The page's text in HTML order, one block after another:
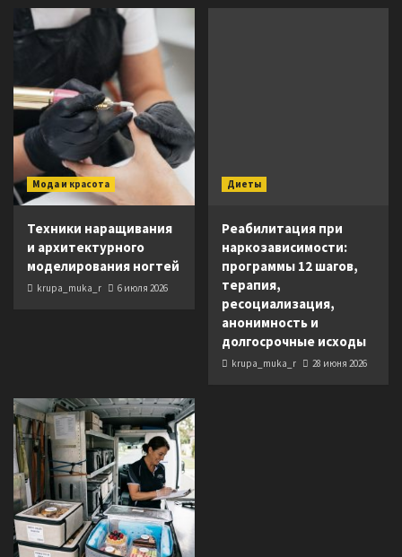
Мода и красота
Техники наращивания
и архитектурного
моделирования ногтей
krupa_muka_r 6 июля 2026
Диеты
Реабилитация при
наркозависимости:
программы 12 шагов,
терапия,
ресоциализация,
анонимность и
долгосрочные исходы
krupa_muka_r 28 июня 2026